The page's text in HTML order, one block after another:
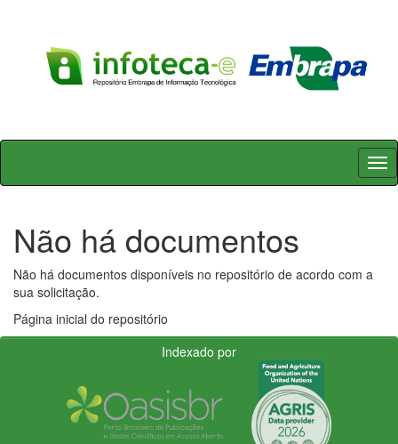
Skip
Não há documentos
Não há documentos disponíveis no repositório de acordo com a
sua solicitação.
Página inicial do repositório
Indexado por